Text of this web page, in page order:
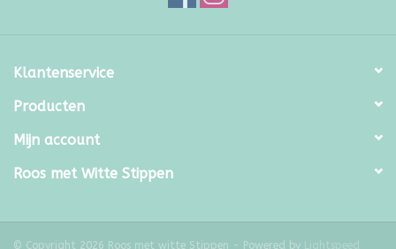
Klantenservice
Producten
Mijn account
Roos met Witte Stippen
© Copyright 2026 Roos met witte Stippen - Powered by Lightspeed